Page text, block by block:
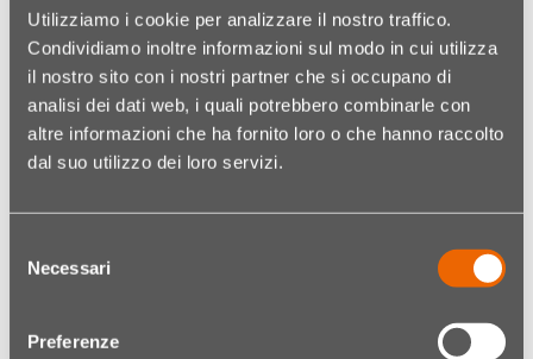
Utilizziamo i cookie per analizzare il nostro traffico.
Condividiamo inoltre informazioni sul modo in cui utilizza
il nostro sito con i nostri partner che si occupano di
analisi dei dati web, i quali potrebbero combinarle con
altre informazioni che ha fornito loro o che hanno raccolto
dal suo utilizzo dei loro servizi.
delNecessari
Preferenze
€ 11,99
Codice: 05190798001
Wishlist